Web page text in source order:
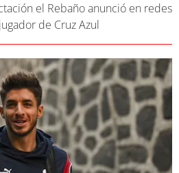
el Rebaño anunció en redes
de Cruz Azul